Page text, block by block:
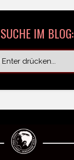
IM BLOG: